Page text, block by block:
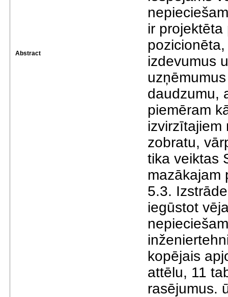
Abstract
ir projektēta
izdevumus
daudzumu,
piemēram
izvirzītajiem
zobratu,
tika veiktas
mazākajam
5.3.
iegūstot
kopējais
attēlu, 11
rasējumus.